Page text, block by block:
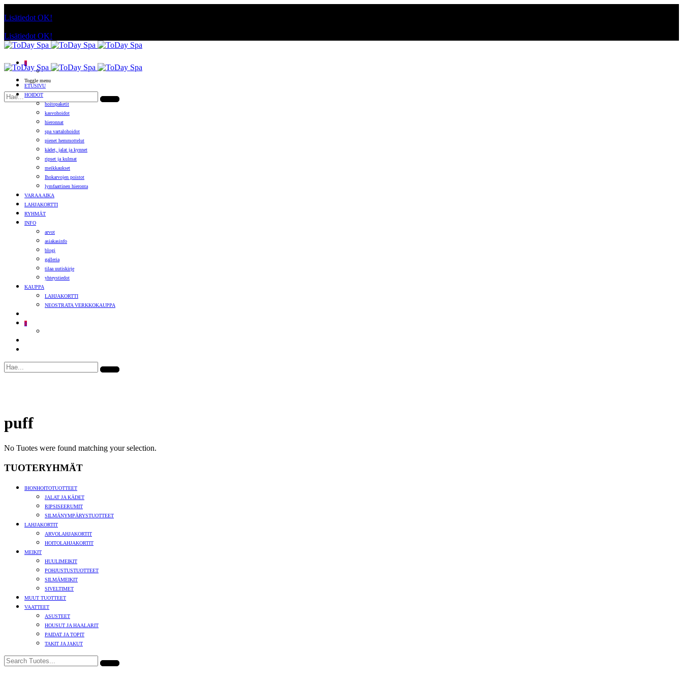
Lisätiedot OK!
Lisätiedot OK!
0
Toggle menu
ETUSIVU
HOIDOT
hoitopaketit
kasvohoidot
hieronnat
spa vartalohoidot
pienet hemmottelut
kädet, jalat ja kynnet
ripset ja kulmat
meikkaukset
Ihokarvojen poistot
lymfaattinen hieronta
VARAA AIKA
LAHJAKORTTI
RYHMÄT
INFO
arvot
asiakasinfo
blogi
galleria
tilaa uutiskirje
yhteystiedot
KAUPPA
LAHJAKORTTI
NEOSTRATA VERKKOKAUPPA
0
puff
No Tuotes were found matching your selection.
TUOTERYHMÄT
IHONHOITOTUOTTEET
JALAT JA KÄDET
RIPSISEERUMIT
SILMÄNYMPÄRYSTUOTTEET
LAHJAKORTIT
ARVOLAHJAKORTIT
HOITOLAHJAKORTIT
MEIKIT
HUULIMEIKIT
POHJUSTUSTUOTTEET
SILMÄMEIKIT
SIVELTIMET
MUUT TUOTTEET
VAATTEET
ASUSTEET
HOUSUT JA HAALARIT
PAIDAT JA TOPIT
TAKIT JA JAKUT